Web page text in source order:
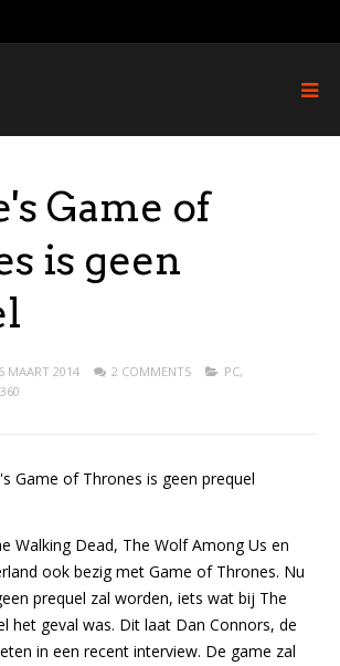
Game of
is geen
MAART 2014 2 COMMENTS PC,
Walking Dead, The Wolf Among Us en
ook bezig met Game of Thrones. Nu
prequel zal worden, iets wat bij The
het geval was. Dit laat Dan Connors, de
in een recent interview. De game zal